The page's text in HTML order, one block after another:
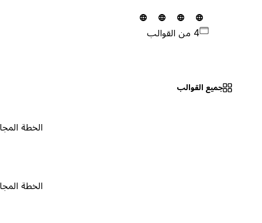
جميع القوالب
الخطة المجانية ٠
الخطة المجانية ٠